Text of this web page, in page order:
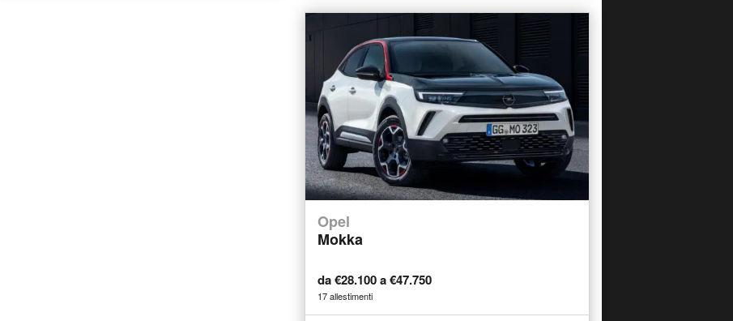
Opel
Mokka
da €28.100 a €47.750
17 allestimenti